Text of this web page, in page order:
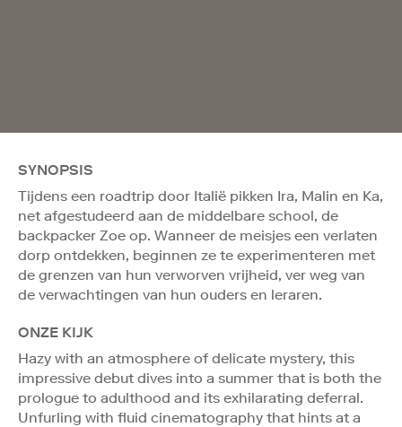
SYNOPSIS
Tijdens een roadtrip door Italië pikken Ira, Malin en Ka,
net afgestudeerd aan de middelbare school, de
backpacker Zoe op. Wanneer de meisjes een verlaten
dorp ontdekken, beginnen ze te experimenteren met
de grenzen van hun verworven vrijheid, ver weg van
de verwachtingen van hun ouders en leraren.
ONZE KIJK
Hazy with an atmosphere of delicate mystery, this
impressive debut dives into a summer that is both the
prologue to adulthood and its exhilarating deferral.
Unfurling with fluid cinematography that hints at a